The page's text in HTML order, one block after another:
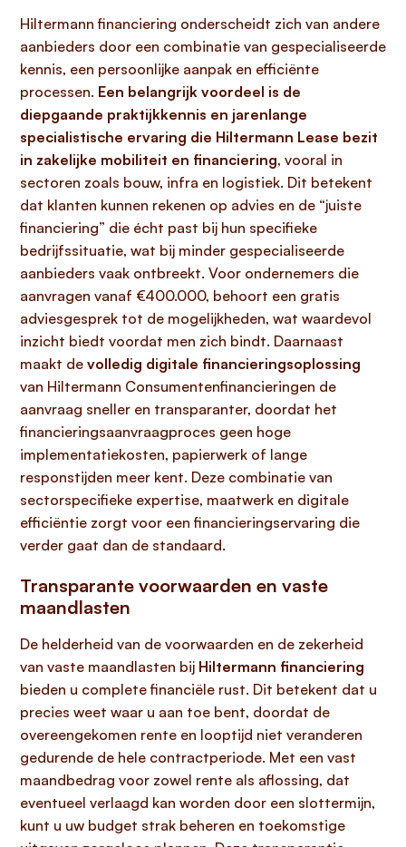
Hiltermann financiering onderscheidt zich van andere
aanbieders door een combinatie van gespecialiseerde
kennis, een persoonlijke aanpak en efficiënte
processen. Een belangrijk voordeel is de
diepgaande praktijkkennis en jarenlange
specialistische ervaring die Hiltermann Lease bezit
in zakelijke mobiliteit en financiering, vooral in
sectoren zoals bouw, infra en logistiek. Dit betekent
dat klanten kunnen rekenen op advies en de “juiste
financiering” die écht past bij hun specifieke
bedrijfssituatie, wat bij minder gespecialiseerde
aanbieders vaak ontbreekt. Voor ondernemers die
aanvragen vanaf €400.000, behoort een gratis
adviesgesprek tot de mogelijkheden, wat waardevol
inzicht biedt voordat men zich bindt. Daarnaast
maakt de volledig digitale financieringsoplossing
van Hiltermann Consumentenfinancieringen de
aanvraag sneller en transparanter, doordat het
financieringsaanvraagproces geen hoge
implementatiekosten, papierwerk of lange
responstijden meer kent. Deze combinatie van
sectorspecifieke expertise, maatwerk en digitale
efficiëntie zorgt voor een financieringservaring die
verder gaat dan de standaard.
Transparante voorwaarden en vaste
maandlasten
De helderheid van de voorwaarden en de zekerheid
van vaste maandlasten bij Hiltermann financiering
bieden u complete financiële rust. Dit betekent dat u
precies weet waar u aan toe bent, doordat de
overeengekomen rente en looptijd niet veranderen
gedurende de hele contractperiode. Met een vast
maandbedrag voor zowel rente als aflossing, dat
eventueel verlaagd kan worden door een slottermijn,
kunt u uw budget strak beheren en toekomstige